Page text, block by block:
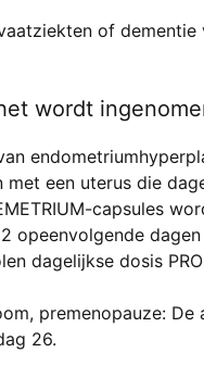
of
wordt
een uterus die
capsules
opeenvolgende
dagelijkse dosis
premenopauze:
26.